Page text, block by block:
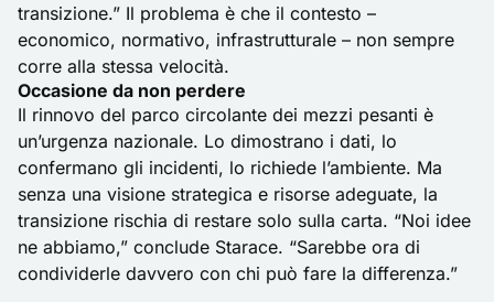
transizione.” Il problema è che il contesto –
economico, normativo, infrastrutturale – non sempre
corre alla stessa velocità.
Occasione da non perdere
Il rinnovo del parco circolante dei mezzi pesanti è
un’urgenza nazionale. Lo dimostrano i dati, lo
confermano gli incidenti, lo richiede l’ambiente. Ma
senza una visione strategica e risorse adeguate, la
transizione rischia di restare solo sulla carta. “Noi idee
ne abbiamo,” conclude Starace. “Sarebbe ora di
condividerle davvero con chi può fare la differenza.”